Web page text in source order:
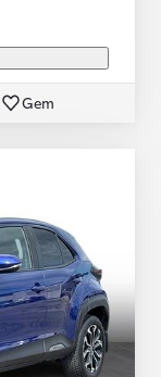
Gem